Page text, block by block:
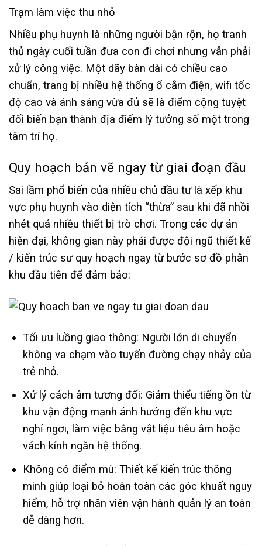
Trạm làm việc thu nhỏ
Nhiều phụ huynh là những người bận rộn, họ tranh
thủ ngày cuối tuần đưa con đi chơi nhưng vẫn phải
xử lý công việc. Một dãy bàn dài có chiều cao
chuẩn, trang bị nhiều hệ thống ổ cắm điện, wifi tốc
độ cao và ánh sáng vừa đủ sẽ là điểm cộng tuyệt
đối biến bạn thành địa điểm lý tưởng số một trong
tâm trí họ.
Quy hoạch bản vẽ ngay từ giai đoạn đầu
Sai lầm phổ biến của nhiều chủ đầu tư là xếp khu
vực phụ huynh vào diện tích “thừa” sau khi đã nhồi
nhét quá nhiều thiết bị trò chơi. Trong các dự án
hiện đại, không gian này phải được đội ngũ thiết kế
/ kiến trúc sư quy hoạch ngay từ bước sơ đồ phân
khu đầu tiên để đảm bảo:
Tối ưu luồng giao thông: Người lớn di chuyển
không va chạm vào tuyến đường chạy nhảy của
trẻ nhỏ.
Xử lý cách âm tương đối: Giảm thiểu tiếng ồn từ
khu vận động mạnh ảnh hưởng đến khu vực
nghỉ ngơi, làm việc bằng vật liệu tiêu âm hoặc
vách kính ngăn hệ thống.
Không có điểm mù: Thiết kế kiến trúc thông
minh giúp loại bỏ hoàn toàn các góc khuất nguy
hiểm, hỗ trợ nhân viên vận hành quản lý an toàn
dễ dàng hơn.